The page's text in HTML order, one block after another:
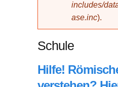
includes/
ase.inc).
Schule
Hilfe!